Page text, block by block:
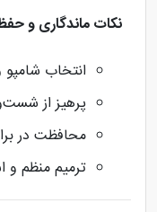
نکات ماندگاری و
انتخاب
پرهیز از
محافظت در
ترمیم منظم و